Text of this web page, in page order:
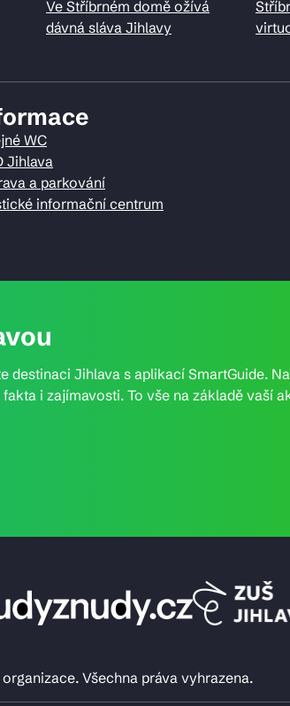
Ve Stříbrném domě ožívá
dávná sláva Jihlavy
WC
Jihlava
a parkování
informační centrum
destinaci Jihlava s aplikací SmartGuide.
i zajímavosti. To vše na základě vaší
Všechna práva vyhrazena.